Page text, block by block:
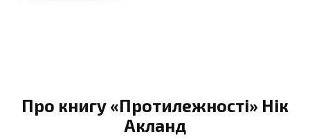
Про книгу «Протилежності» Нік
Акланд